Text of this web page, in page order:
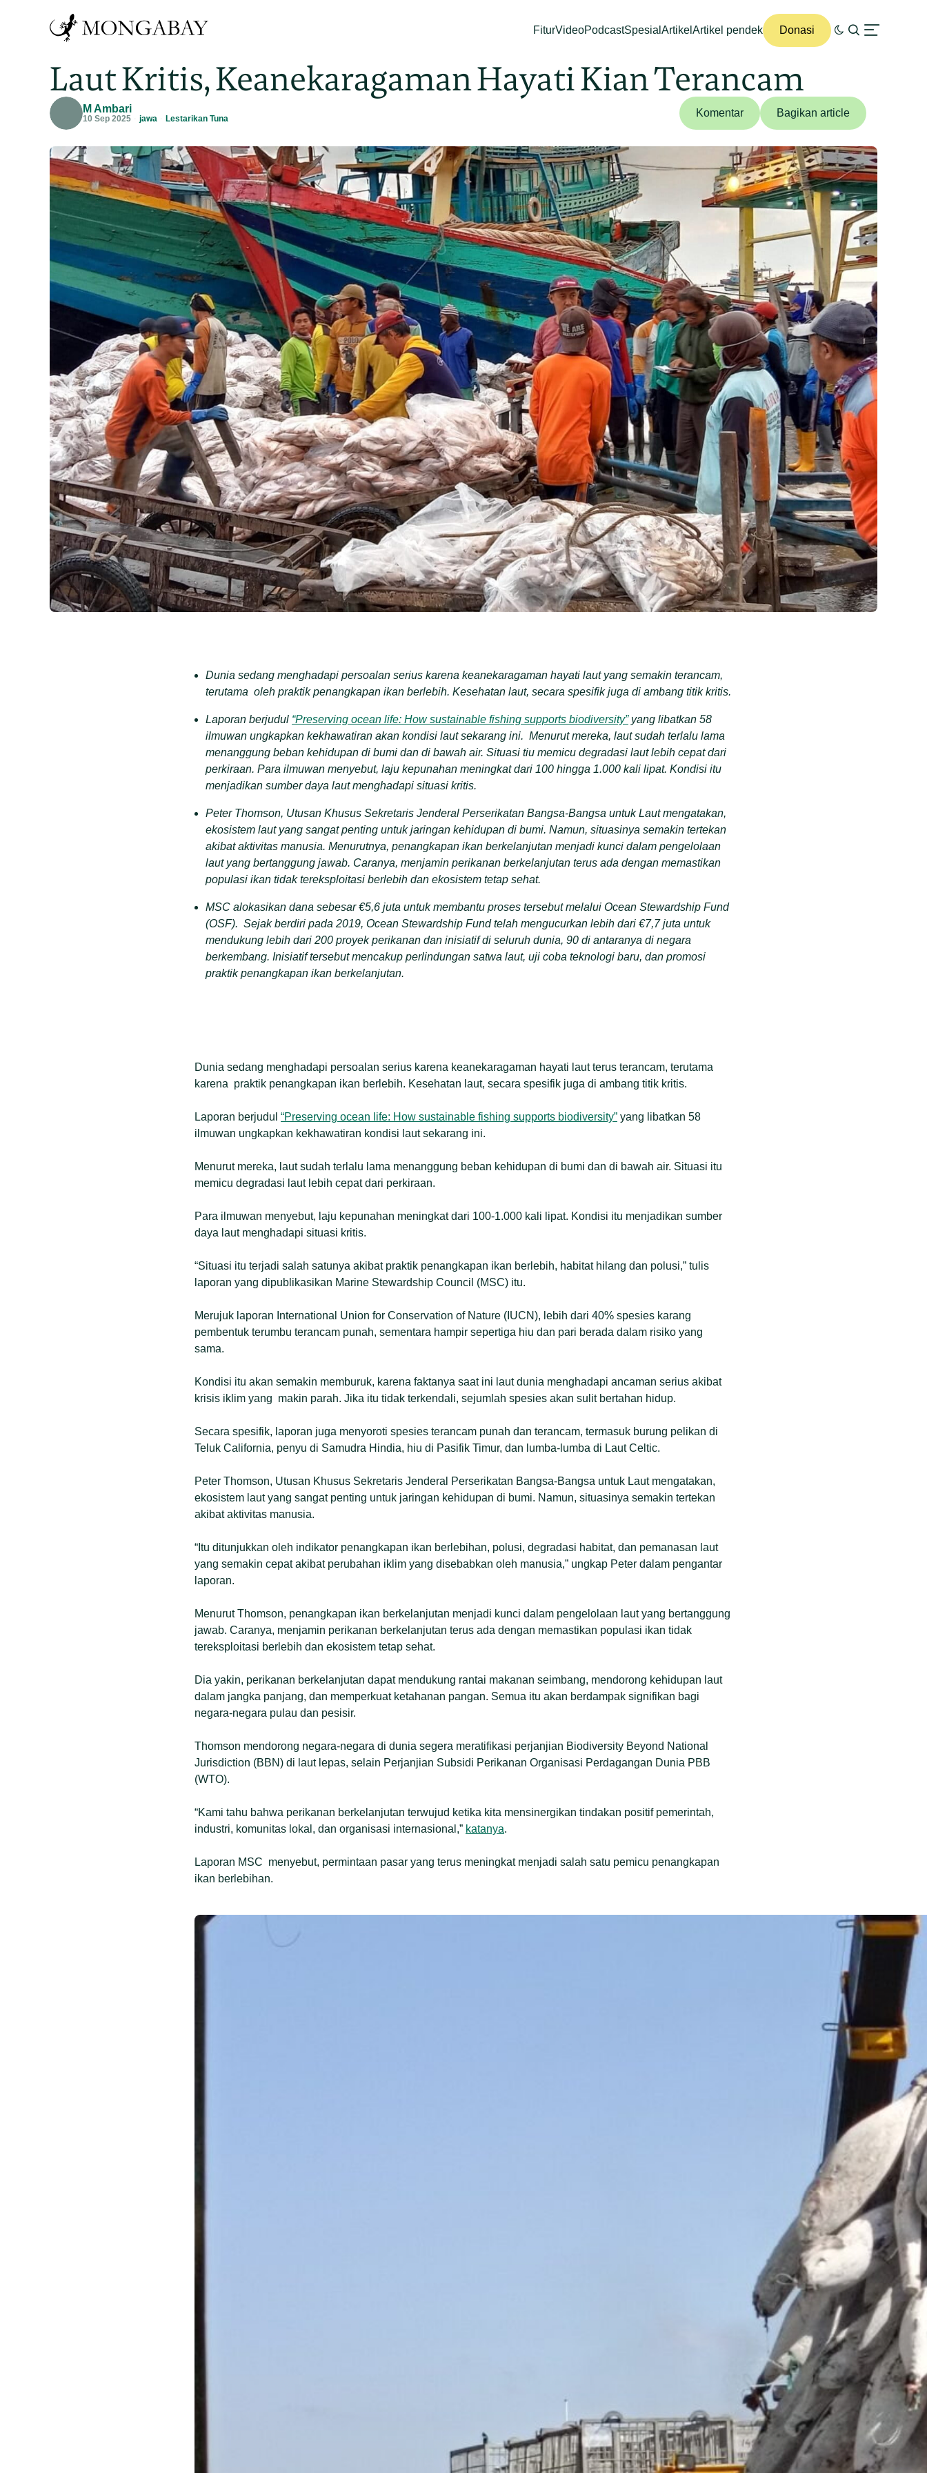
FiturVideoPodcastSpesial Artikel Artikel pendek Donasi
Laut Kritis, Keanekaragaman Hayati Kian Terancam
M Ambari
10 Sep 2025 jawa Lestarikan Tuna Komentar Bagikan article
Dunia sedang menghadapi persoalan serius karena keanekaragaman hayati laut yang semakin terancam,
terutama oleh praktik penangkapan ikan berlebih. Kesehatan laut, secara spesifik juga di ambang titik kritis.
Laporan berjudul “Preserving ocean life: How sustainable fishing supports biodiversity”yang libatkan 58
ilmuwan ungkapkan kekhawatiran akan kondisi laut sekarang ini. Menurut mereka, laut sudah terlalu lama
menanggung beban kehidupan di bumi dan di bawah air. Situasi tiu memicu degradasi laut lebih cepat dari
perkiraan. Para ilmuwan menyebut, laju kepunahan meningkat dari 100 hingga 1.000 kali lipat. Kondisi itu
menjadikan sumber daya laut menghadapi situasi kritis.
Peter Thomson, Utusan Khusus Sekretaris Jenderal Perserikatan Bangsa-Bangsa untuk Laut mengatakan,
ekosistem laut yang sangat penting untuk jaringan kehidupan di bumi. Namun, situasinya semakin tertekan
akibat aktivitas manusia. Menurutnya, penangkapan ikan berkelanjutan menjadi kunci dalam pengelolaan
laut yang bertanggung jawab. Caranya, menjamin perikanan berkelanjutan terus ada dengan memastikan
populasi ikan tidak tereksploitasi berlebih dan ekosistem tetap sehat.
MSC alokasikan dana sebesar €5,6 juta untuk membantu proses tersebut melalui Ocean Stewardship Fund
(OSF). Sejak berdiri pada 2019, Ocean Stewardship Fund telah mengucurkan lebih dari €7,7 juta untuk
mendukung lebih dari 200 proyek perikanan dan inisiatif di seluruh dunia, 90 di antaranya di negara
berkembang. Inisiatif tersebut mencakup perlindungan satwa laut, uji coba teknologi baru, dan promosi
praktik penangkapan ikan berkelanjutan.
Dunia sedang menghadapi persoalan serius karena keanekaragaman hayati laut terus terancam, terutama
karena praktik penangkapan ikan berlebih. Kesehatan laut, secara spesifik juga di ambang titik kritis.
Laporan berjudul “Preserving ocean life: How sustainable fishing supports biodiversity” yang libatkan 58
ilmuwan ungkapkan kekhawatiran kondisi laut sekarang ini.
Menurut mereka, laut sudah terlalu lama menanggung beban kehidupan di bumi dan di bawah air. Situasi itu
memicu degradasi laut lebih cepat dari perkiraan.
Para ilmuwan menyebut, laju kepunahan meningkat dari 100-1.000 kali lipat. Kondisi itu menjadikan sumber
daya laut menghadapi situasi kritis.
“Situasi itu terjadi salah satunya akibat praktik penangkapan ikan berlebih, habitat hilang dan polusi,” tulis
laporan yang dipublikasikan Marine Stewardship Council (MSC) itu.
Merujuk laporan International Union for Conservation of Nature (IUCN), lebih dari 40% spesies karang
pembentuk terumbu terancam punah, sementara hampir sepertiga hiu dan pari berada dalam risiko yang
sama.
Kondisi itu akan semakin memburuk, karena faktanya saat ini laut dunia menghadapi ancaman serius akibat
krisis iklim yang makin parah. Jika itu tidak terkendali, sejumlah spesies akan sulit bertahan hidup.
Secara spesifik, laporan juga menyoroti spesies terancam punah dan terancam, termasuk burung pelikan di
Teluk California, penyu di Samudra Hindia, hiu di Pasifik Timur, dan lumba-lumba di Laut Celtic.
Peter Thomson, Utusan Khusus Sekretaris Jenderal Perserikatan Bangsa-Bangsa untuk Laut mengatakan,
ekosistem laut yang sangat penting untuk jaringan kehidupan di bumi. Namun, situasinya semakin tertekan
akibat aktivitas manusia.
“Itu ditunjukkan oleh indikator penangkapan ikan berlebihan, polusi, degradasi habitat, dan pemanasan laut
yang semakin cepat akibat perubahan iklim yang disebabkan oleh manusia,” ungkap Peter dalam pengantar
laporan.
Menurut Thomson, penangkapan ikan berkelanjutan menjadi kunci dalam pengelolaan laut yang bertanggung
jawab. Caranya, menjamin perikanan berkelanjutan terus ada dengan memastikan populasi ikan tidak
tereksploitasi berlebih dan ekosistem tetap sehat.
Dia yakin, perikanan berkelanjutan dapat mendukung rantai makanan seimbang, mendorong kehidupan laut
dalam jangka panjang, dan memperkuat ketahanan pangan. Semua itu akan berdampak signifikan bagi
negara-negara pulau dan pesisir.
Thomson mendorong negara-negara di dunia segera meratifikasi perjanjian Biodiversity Beyond National
Jurisdiction (BBN) di laut lepas, selain Perjanjian Subsidi Perikanan Organisasi Perdagangan Dunia PBB
(WTO).
“Kami tahu bahwa perikanan berkelanjutan terwujud ketika kita mensinergikan tindakan positif pemerintah,
industri, komunitas lokal, dan organisasi internasional,” katanya.
Laporan MSC menyebut, permintaan pasar yang terus meningkat menjadi salah satu pemicu penangkapan
ikan berlebihan.